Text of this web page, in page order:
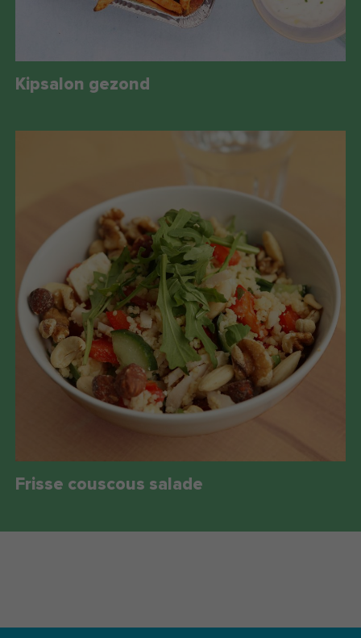
Kipsalon gezond
Frisse couscous salade